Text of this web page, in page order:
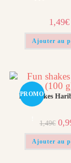
1,49€
Ajouter au
PROMO
Fun shakes
1,49€ Le
prix
Ajouter au